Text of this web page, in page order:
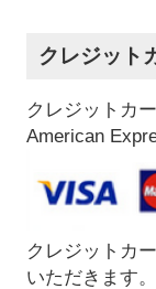
クレジット
クレジットカ
American
クレジットカ
いただきます。